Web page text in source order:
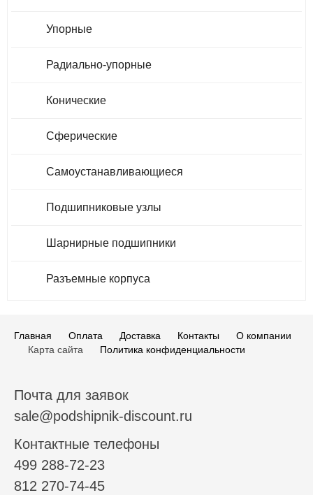
Упорные
Радиально-упорные
Конические
Сферические
Самоустанавливающиеся
Подшипниковые узлы
Шарнирные подшипники
Разъемные корпуса
Главная Оплата Доставка Контакты
О компании
Карта сайта
Политика конфиденциальности
Почта для заявок
sale@podshipnik-discount.ru
Контактные телефоны
499 288-72-23
812 270-74-45